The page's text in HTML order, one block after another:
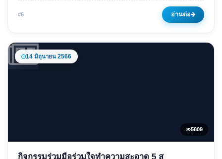
(พ.ศ.2567 -2569)
#6 อ่านต่อ
14 มิถุนายน 2566
5809
กิจกรรมร่วมมือร่วมใจทำความสะอาด 5 ส